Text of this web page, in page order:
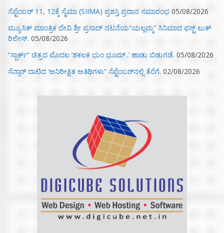
ಸೆಪ್ಟೆಂಬರ್ 11, 12ಕ್ಕೆ ಸೈಮಾ (SIIMA) ಪ್ರಶಸ್ತಿ ಪ್ರದಾನ ಸಮಾರಂಭ 05/08/2026
ಮ್ಯೂಸಿಕ್‌ ಮಾಂತ್ರಿಕ ದೇವಿ ಶ್ರೀ ಪ್ರಸಾದ್ ನಟನೆಯ”ಯಲ್ಲಮ್ಮ” ಸಿನಿಮಾದ ಫಸ್ಟ್‌ ಲುಕ್‌
ರಿಲೀಸ್. 05/08/2026
“ಸ್ಪಾರ್ಕ್” ಚಿತ್ರದ ಮೊದಲ‌ ‘ಶಕಲಕ ಭುಂ‌ ಭೂಮ್..’ ಹಾಡು ಬಿಡುಗಡೆ. 05/08/2026
ಸೆನ್ಸಾರ್ ದಾಟಿದ ‘ಅನಿರೀಕ್ಷಿತ ಅತಿಥಿಗಳು” ಸೆಪ್ಟೆಂಬರ್‌ನಲ್ಲಿ ತೆರೆಗೆ. 02/08/2026